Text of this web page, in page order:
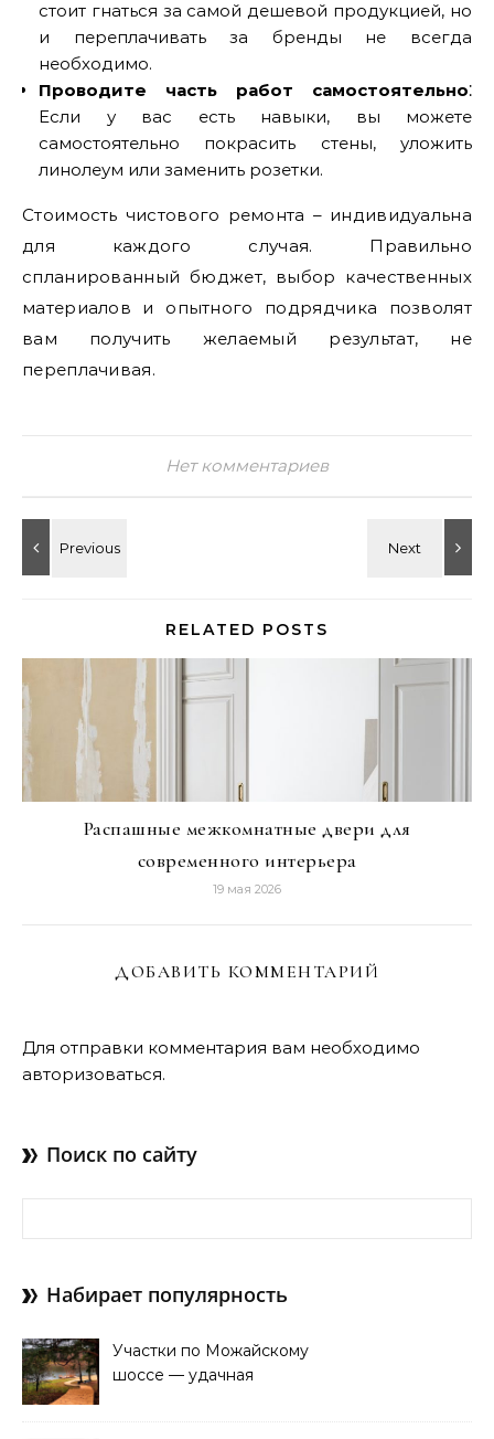
стоит гнаться за самой дешевой продукцией, но
и переплачивать за бренды не всегда
необходимо.
Проводите часть работ самостоятельно⁚
Если у вас есть навыки, вы можете
самостоятельно покрасить стены, уложить
линолеум или заменить розетки.
Стоимость чистового ремонта – индивидуальна
для каждого случая. Правильно
спланированный бюджет, выбор качественных
материалов и опытного подрядчика позволят
вам получить желаемый результат, не
переплачивая.
Нет комментариев
RELATED POSTS
Распашные межкомнатные двери для
современного интерьера
19 мая 2026
ДОБАВИТЬ КОММЕНТАРИЙ
Для отправки комментария вам необходимо
авторизоваться.
Поиск по сайту
Набирает популярность
Участки по Можайскому
шоссе — удачная